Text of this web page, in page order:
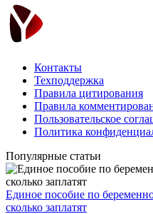
Контакты
Техподдержка
Правила цитирования
Правила
Пользовательское
Политика
Популярные статьи
Единое пособие по
сколько заплатят